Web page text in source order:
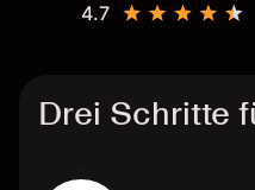
4.7
Drei Schritte